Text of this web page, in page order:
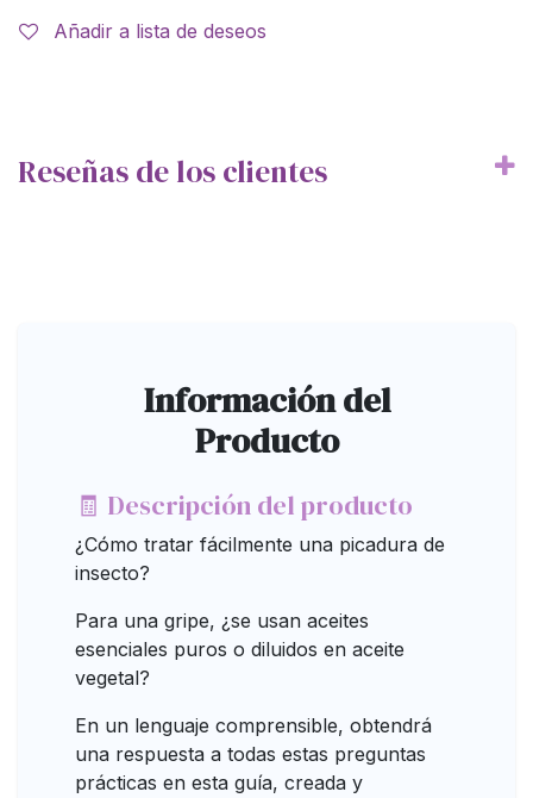
Añadir a lista de deseos
Reseñas de los clientes
Información del
Producto
🧾 Descripción del producto
¿Cómo tratar fácilmente una picadura de
insecto?
Para una gripe, ¿se usan aceites
esenciales puros o diluidos en aceite
vegetal?
En un lenguaje comprensible, obtendrá
una respuesta a todas estas preguntas
prácticas en esta guía, creada y